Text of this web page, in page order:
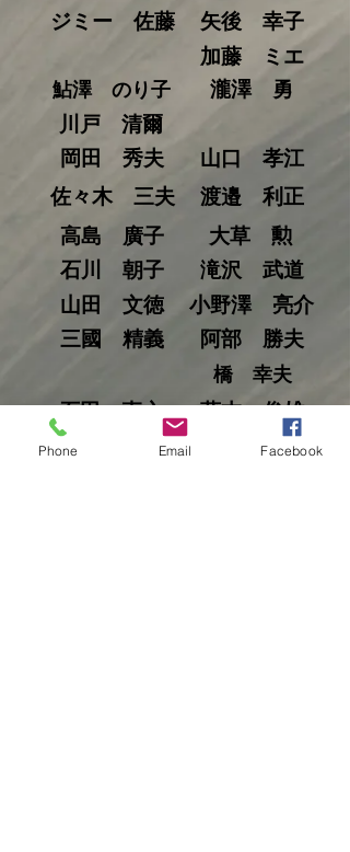
鮎澤 のり子
滝沢 武道
石川 朝子
矢後 幸子
小野澤 亮介
岡田 秀夫
三國 精義
ジミー 佐藤
瀧澤 勇
阿部 勝夫
佐々木 三夫
佐々木 健人
藤本 俊雄
高島 廣子
渡邉 利正
山田 文徳
大草 勲
山口 孝江
川戸 清爾
加藤 ミエ
石田 直之
橋 幸夫
Phone Email Facebook